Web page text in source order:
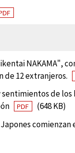
NAKAMA",
de 12 extranjeros.
sentimientos de
PDF
(648 KB)
comienzan